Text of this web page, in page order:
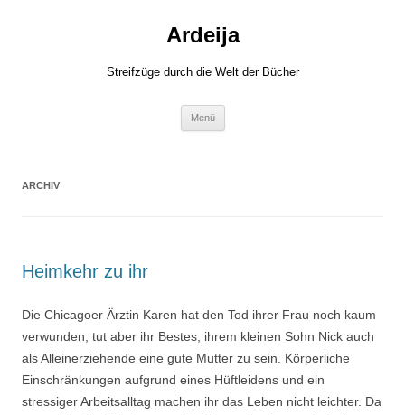
Ardeija
Streifzüge durch die Welt der Bücher
Menü
ARCHIV
Heimkehr zu ihr
Die Chicagoer Ärztin Karen hat den Tod ihrer Frau noch kaum
verwunden, tut aber ihr Bestes, ihrem kleinen Sohn Nick auch
als Alleinerziehende eine gute Mutter zu sein. Körperliche
Einschränkungen aufgrund eines Hüftleidens und ein
stressiger Arbeitsalltag machen ihr das Leben nicht leichter. Da